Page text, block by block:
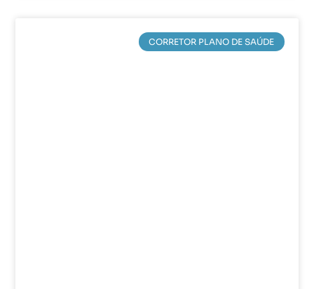
CORRETOR PLANO DE SAÚDE